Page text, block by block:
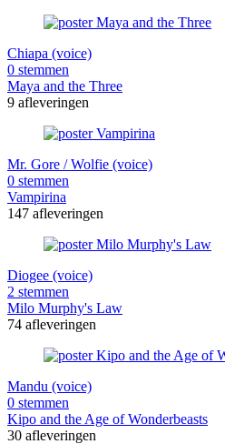
Chiapa (voice)
0 stemmen
Maya and the Three
9 afleveringen
Mr. Gore / Wolfie (voice)
0 stemmen
Vampirina
147 afleveringen
Diogee (voice)
2 stemmen
Milo Murphy's Law
74 afleveringen
Mandu (voice)
0 stemmen
Kipo and the Age of Wonderbeasts
30 afleveringen